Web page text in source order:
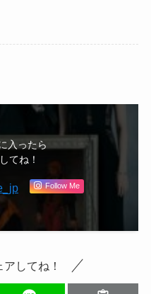
入ったら
てね！
Follow Me
してね！